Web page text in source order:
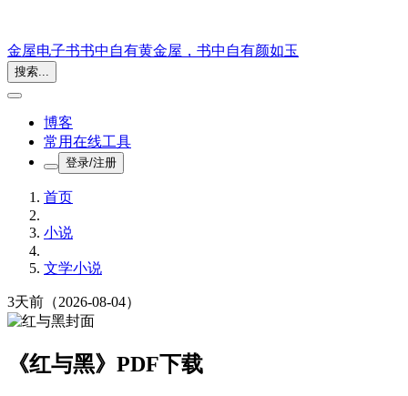
金屋电子书书中自有黄金屋，书中自有颜如玉
搜索...
博客
常用在线工具
登录/注册
首页
小说
文学小说
3天前 （2026-08-04）
《红与黑》PDF下载